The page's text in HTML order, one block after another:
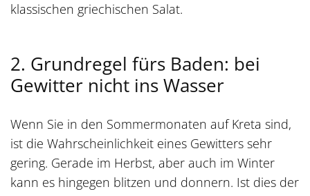
klassischen griechischen Salat.
2. Grundregel fürs Baden: bei
Gewitter nicht ins Wasser
Wenn Sie in den Sommermonaten auf Kreta sind,
ist die Wahrscheinlichkeit eines Gewitters sehr
gering. Gerade im Herbst, aber auch im Winter
kann es hingegen blitzen und donnern. Ist dies der